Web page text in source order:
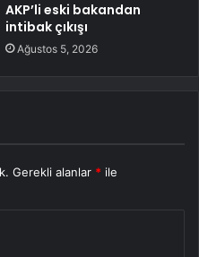
AKP’li eski bakandan
intibak çıkışı
Ağustos 5, 2026
Gerekli alanlar * ile